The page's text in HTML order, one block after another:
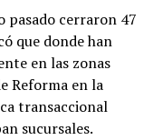
pasado cerraron 47
que donde han
en las zonas
Reforma en la
transaccional
sucursales.